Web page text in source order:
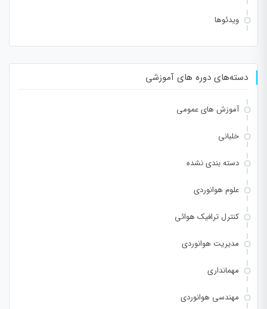
ویدئوها
دسته‌های دوره های آموزشی
آموزش های عمومی
خلبانی
دسته بندی نشده
علوم هوانوردی
کنترل ترافیک هوائی
مدیریت هوانوردی
مهمانداری
مهندسی هوانوردی